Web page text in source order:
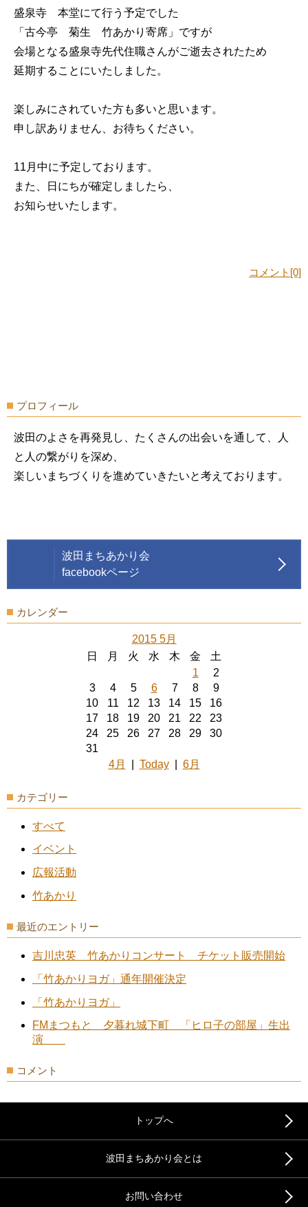
盛泉寺 本堂にて行う予定でした
「古今亭 菊生 竹あかり寄席」ですが
会場となる盛泉寺先代住職さんがご逝去されたため
延期することにいたしました。
楽しみにされていた方も多いと思います。
申し訳ありません、お待ちください。
11月中に予定しております。
また、日にちが確定しましたら、
お知らせいたします。
コメント[0]
プロフィール
波田のよさを再発見し、たくさんの出会いを通して、人
と人の繋がりを深め、
楽しいまちづくりを進めていきたいと考えております。
波田まちあかり会
facebookページ
カレンダー
2015 5月
日
月 火 水 木 金
土
1
2
3
4 5 6 7 8
9
10
11 12 13 14 15
16
17
18 19 20 21 22
23
24
25 26 27 28 29
30
31
4月
Today| 6月
カテゴリー
すべて
イベント
広報活動
竹あかり
最近のエントリー
吉川忠英 竹あかりコンサート チケット販売開始
「竹あかりヨガ」通年開催決定
「竹あかりヨガ」
FMまつもと 夕暮れ城下町 「ヒロ子の部屋」生出
演
コメント
トップへ
波田まちあかり会とは
お問い合わせ